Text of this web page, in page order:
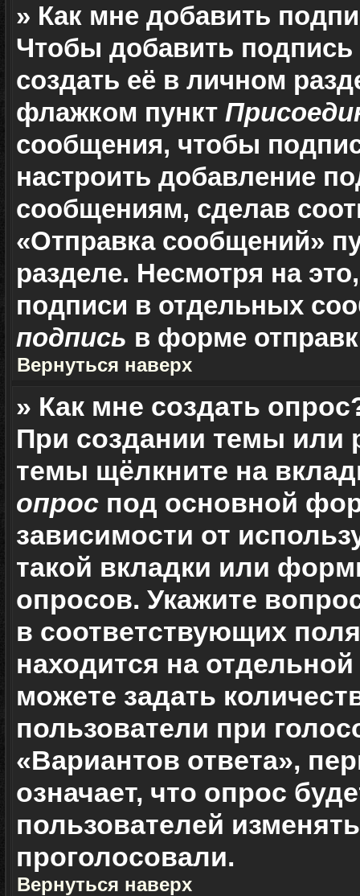
» Как мне добавить
Чтобы добавить
создать её в личном
флажком пункт
сообщения, чтобы
настроить добавление
сообщениям, сделав
«Отправка сообщений»
разделе. Несмотря на
подписи в отдельных
подпись в форме
Вернуться наверх
» Как мне создать
При создании темы или
темы щёлкните на
опрос под основной
зависимости от
такой вкладки или
опросов. Укажите
в соответствующих
находится на
можете задать
пользователи при
«Вариантов ответа»,
означает, что опрос
пользователей
проголосовали.
Вернуться наверх